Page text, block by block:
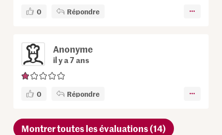
0 Répondre
Anonyme
il y a 7 ans
0 Répondre
Montrer toutes les évaluations (14)